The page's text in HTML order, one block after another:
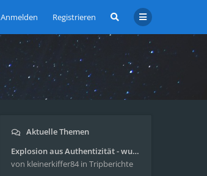
Anmelden Registrieren
Aktuelle Themen
Explosion aus Authentizität - wunderbare Reise mit 4g Pilze
von kleinerkiffer84 in Tripberichte